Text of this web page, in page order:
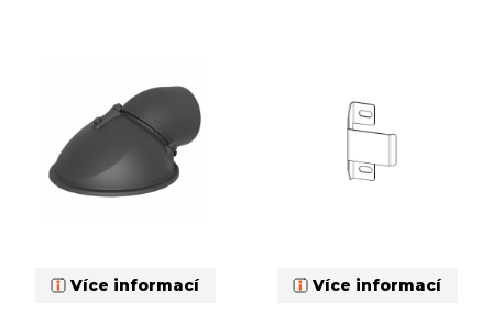
Více informací Více informací